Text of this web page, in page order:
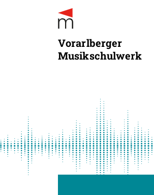
Vorarlberger
Musikschulwerk